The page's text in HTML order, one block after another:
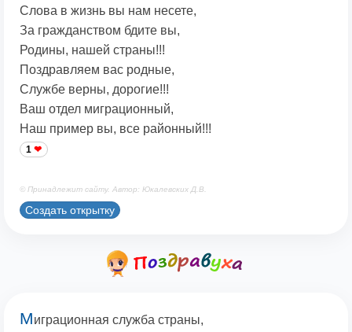
Слова в жизнь вы нам несете,
За гражданством бдите вы,
Родины, нашей страны!!!
Поздравляем вас родные,
Службе верны, дорогие!!!
Ваш отдел миграционный,
Наш пример вы, все районный!!!
1
© Принадлежит сайту. Автор: Юкалевских Д.В.
Создать открытку
Миграционная служба страны,